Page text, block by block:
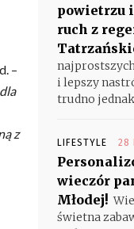
–
z
powietrzu i
ruch z
i lepszy
trudno
LIFESTYLE 28
wieczór
Młodej!
świetna